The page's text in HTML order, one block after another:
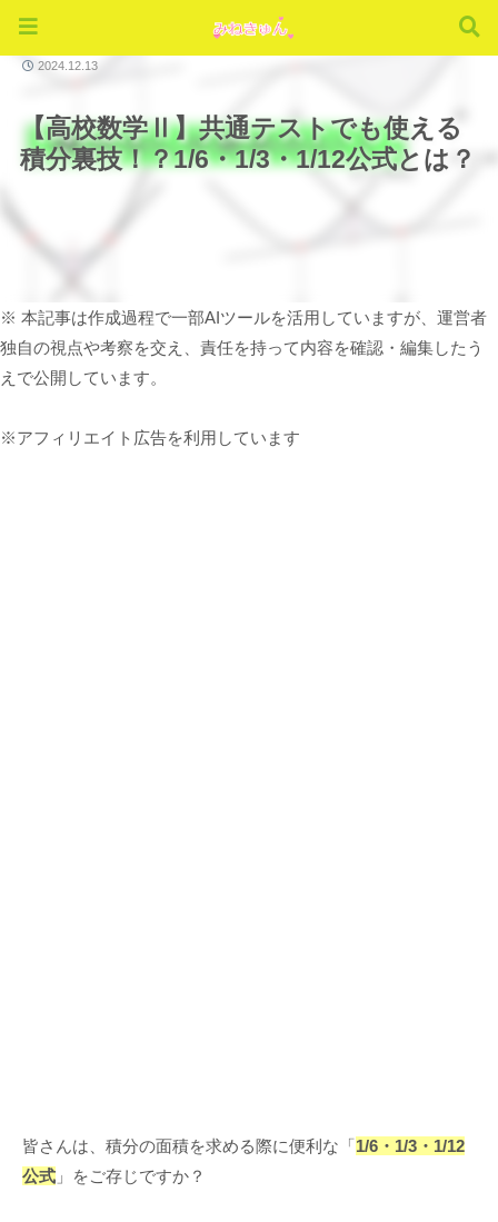
【高校数学Ⅱ】共通テストでも使える
積分裏技！？1/6・1/3・1/12公式とは？
単元別講座
2024.12.13
※ 本記事は作成過程で一部AIツールを活用していますが、運営者
独自の視点や考察を交え、責任を持って内容を確認・編集したう
えで公開しています。
※アフィリエイト広告を利用しています
皆さんは、積分の面積を求める際に便利な「1/6・1/3・1/12
公式 」をご存じですか？